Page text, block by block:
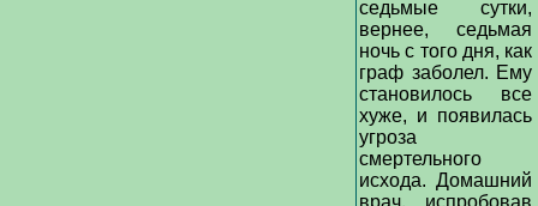
седьмые сутки,
вернее, седьмая
ночь с того дня, как
граф заболел. Ему
становилось все
хуже, и появилась
угроза
смертельного
исхода. Домашний
врач, испробовав